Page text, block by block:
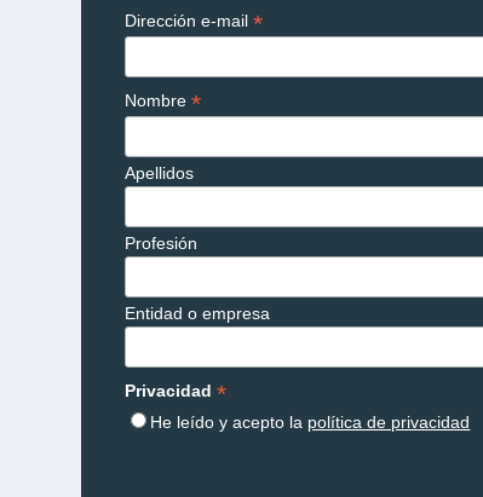
Dirección e-mail*
Nombre*
Apellidos
Profesión
Entidad o empresa
Privacidad*
He leído y acepto la política de privacidad